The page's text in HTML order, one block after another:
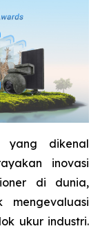
yang dikenal
inovasi
di dunia,
ukur industri.